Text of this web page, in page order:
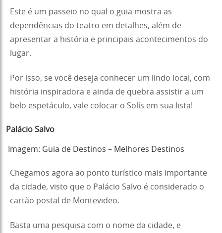
Este é um passeio no qual o guia mostra as
dependências do teatro em detalhes, além de
apresentar a história e principais acontecimentos do
lugar.
Por isso, se você deseja conhecer um lindo local, com
história inspiradora e ainda de quebra assistir a um
belo espetáculo, vale colocar o Solís em sua lista!
Palácio Salvo
Imagem: Guia de Destinos – Melhores Destinos
Chegamos agora ao ponto turístico mais importante
da cidade, visto que o Palácio Salvo é considerado o
cartão postal de Montevideo.
Basta uma pesquisa com o nome da cidade, e